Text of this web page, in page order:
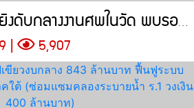
สทิงพระ | อุกอาจ! ยิงดับกลางงานศพในวัด พบรอยยิงประมาณ 4 นัด ชายวัย
| 5,907